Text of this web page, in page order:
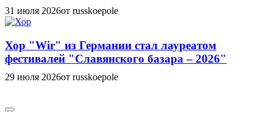
31 июля 2026от russkoepole
Хор "Wir" из Германии стал лауреатом
фестивалей "Славянского базара – 2026"
29 июля 2026от russkoepole